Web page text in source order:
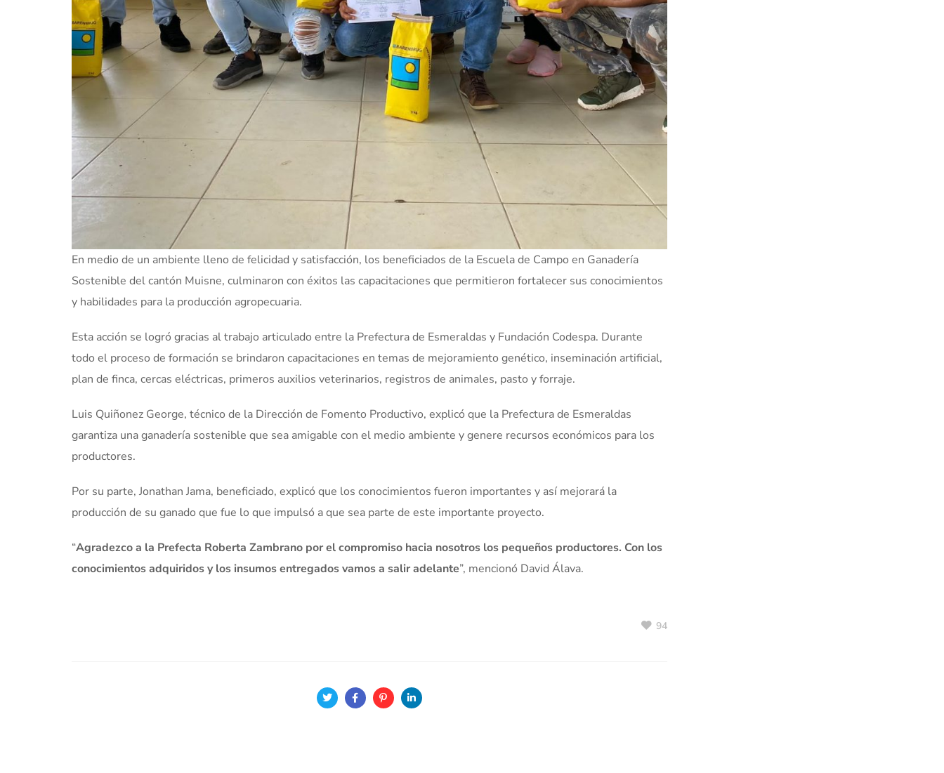
En medio de un ambiente lleno de felicidad y satisfacción, los beneficiados de la Escuela de Campo en Ganadería
Sostenible del cantón Muisne, culminaron con éxitos las capacitaciones que permitieron fortalecer sus conocimientos
y habilidades para la producción agropecuaria.
Esta acción se logró gracias al trabajo articulado entre la Prefectura de Esmeraldas y Fundación Codespa. Durante
todo el proceso de formación se brindaron capacitaciones en temas de mejoramiento genético, inseminación artificial,
plan de finca, cercas eléctricas, primeros auxilios veterinarios, registros de animales, pasto y forraje.
Luis Quiñonez George, técnico de la Dirección de Fomento Productivo, explicó que la Prefectura de Esmeraldas
garantiza una ganadería sostenible que sea amigable con el medio ambiente y genere recursos económicos para los
productores.
Por su parte, Jonathan Jama, beneficiado, explicó que los conocimientos fueron importantes y así mejorará la
producción de su ganado que fue lo que impulsó a que sea parte de este importante proyecto.
“Agradezco a la Prefecta Roberta Zambrano por el compromiso hacia nosotros los pequeños productores. Con los
conocimientos adquiridos y los insumos entregados vamos a salir adelante”, mencionó David Álava.
94